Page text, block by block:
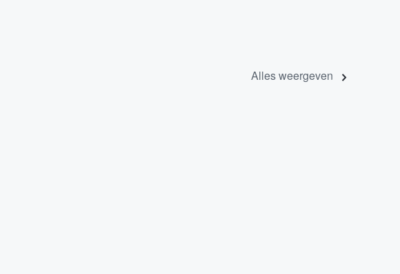
Alles weergeven